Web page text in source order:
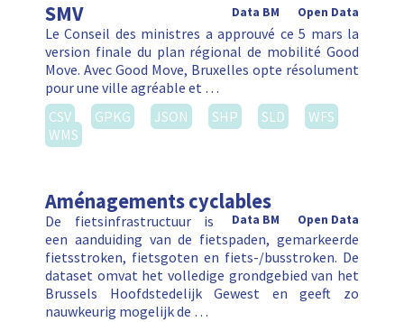
SMV Open Data
Data BM
Le Conseil des ministres a approuvé ce 5 mars la
version finale du plan régional de mobilité Good
Move. Avec Good Move, Bruxelles opte résolument
pour une ville agréable et …
CSV
GPKG JSON SHP SLD
WFS
WMS
Aménagements cyclables
Open Data
Data BM
De fietsinfrastructuur is
een aanduiding van de fietspaden, gemarkeerde
fietsstroken, fietsgoten en fiets-/busstroken. De
dataset omvat het volledige grondgebied van het
Brussels Hoofdstedelijk Gewest en geeft zo
nauwkeurig mogelijk de …